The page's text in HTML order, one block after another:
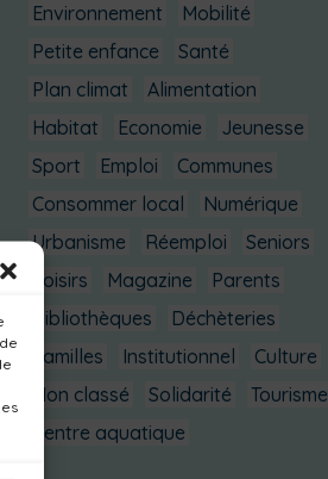
Environnement
Mobilité
Petite enfance
Santé
Plan climat
Alimentation
Habitat
Economie
Jeunesse
Sport
Emploi
Communes
Consommer local
Numérique
Urbanisme
Réemploi
Seniors
Loisirs
Magazine
Parents
Bibliothèques
Déchèteries
Familles
Institutionnel
Culture
Non classé
Solidarité
Tourisme
Centre aquatique